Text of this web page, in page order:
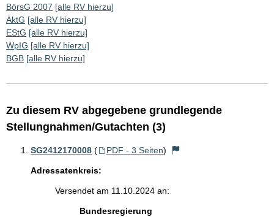
BörsG 2007 [alle RV hierzu]
AktG [alle RV hierzu]
EStG [alle RV hierzu]
WpIG [alle RV hierzu]
BGB [alle RV hierzu]
Zu diesem RV abgegebene grundlegende
Stellungnahmen/Gutachten (3)
SG2412170008 ( PDF - 3 Seiten)
Adressatenkreis:
Versendet am 11.10.2024 an:
Bundesregierung